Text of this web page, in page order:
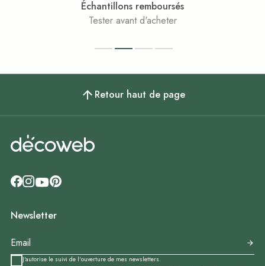
Échantillons remboursés
Tester avant d'acheter
Retour haut de page
Newsletter
J'autorise le suivi de l'ouverture de mes newsletters.